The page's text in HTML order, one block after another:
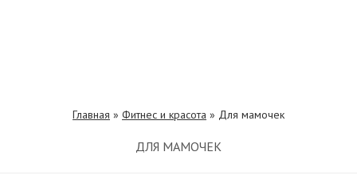
Главная » Фитнес и красота » Для мамочек
ДЛЯ МАМОЧЕК